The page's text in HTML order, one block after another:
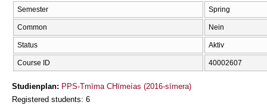
Semester Spring
Common Nein
Status Aktiv
Course ID 40002607
Studienplan: PPS-Tmīma CΗīmeías (2016-sīmera)
Registered students: 6